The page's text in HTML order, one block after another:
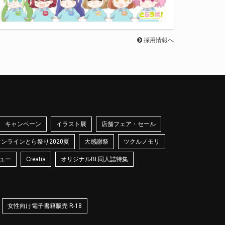
採用情報へ
キャンペーン イラスト展 店舗フェア・セール
ラインとら祭り2020夏 大感謝祭 ツクルノモリ
ー Creatia オリジナルBL同人誌特集
女性向け電子書籍販売 R-18